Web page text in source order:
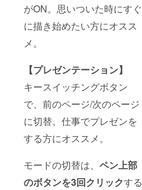
がON。思いついた時にすぐ
に描き始めたい方にオスス
メ。
【プレゼンテーション】
キースイッチングボタン
で、前のページ/次のページ
に切替。仕事でプレゼンを
する方にオススメ。
モードの切替は、 ペン上部
のボタンを3回クリックする